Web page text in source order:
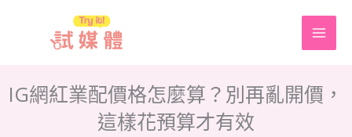
要IG網紅業配價格怎麼算？別再亂開價，
這樣花預算才有效